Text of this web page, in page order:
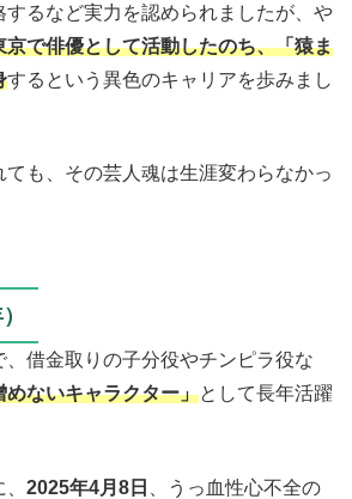
するなど実力を認められましたが、や
京で俳優として活動したのち、「猿ま
するという異色のキャリアを歩みまし
も、その芸人魂は生涯変わらなかっ
借金取りの子分役やチンピラ役な
めないキャラクター」として長年活躍
2025年4月8日
、うっ血性心不全の